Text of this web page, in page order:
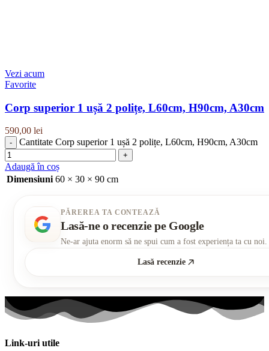
Vezi acum
Favorite
Corp superior 1 ușă 2 polițe, L60cm, H90cm, A30cm
590,00 lei
Cantitate Corp superior 1 ușă 2 polițe, L60cm, H90cm, A30cm
Adaugă în coș
Dimensiuni 60 × 30 × 90 cm
PĂREREA TA CONTEAZĂ
Lasă-ne o recenzie pe Google
Ne-ar ajuta enorm să ne spui cum a fost experiența ta cu noi.
Lasă recenzie
Link-uri utile